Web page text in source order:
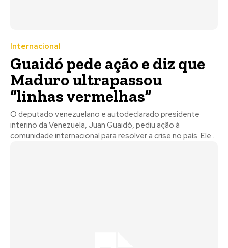
Internacional
Guaidó pede ação e diz que
Maduro ultrapassou
“linhas vermelhas”
O deputado venezuelano e autodeclarado presidente
interino da Venezuela, Juan Guaidó, pediu ação à
comunidade internacional para resolver a crise no país. Ele...